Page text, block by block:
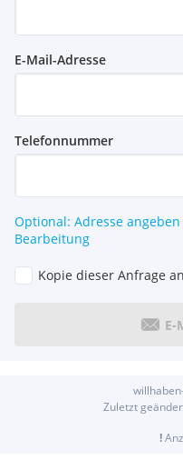
E-Mail-Adresse
Telefonnummer
Optional: Adresse
Bearbeitung
Kopie dieser Anfrage
E-
Zuletzt
!